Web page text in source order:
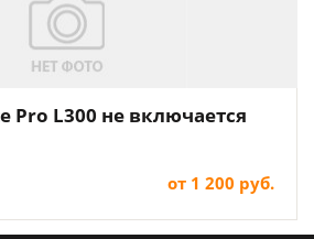
Pro L300 не включается
от 1 200 руб.